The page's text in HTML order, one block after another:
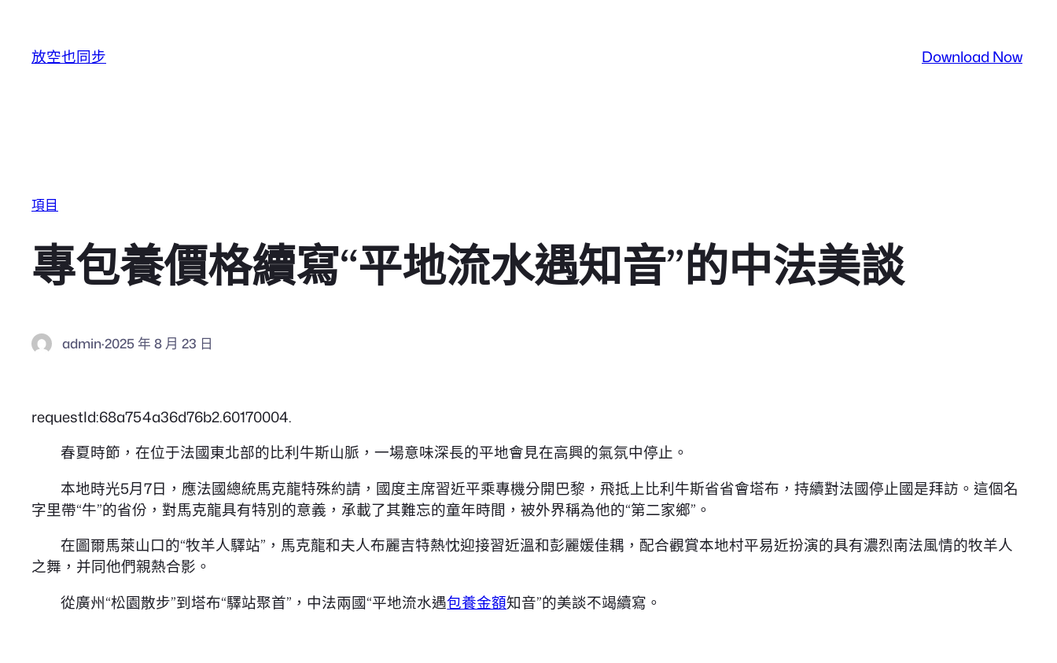
放空也同步 Download Now
項目
專包養價格續寫“平地流水遇知音”的中法美談
admin·2025 年 8 月 23 日
requestId:68a754a36d76b2.60170004.
春夏時節，在位于法國東北部的比利牛斯山脈，一場意味深長的平地會見在高興的氣氛中停止。
本地時光5月7日，應法國總統馬克龍特殊約請，國度主席習近平乘專機分開巴黎，飛抵上比利牛斯省省會塔布，持續對法國停止國是拜訪。這個名
字里帶“牛”的省份，對馬克龍具有特別的意義，承載了其難忘的童年時間，被外界稱為他的“第二家鄉”。
在圖爾馬萊山口的“牧羊人驛站”，馬克龍和夫人布麗吉特熱忱迎接習近溫和彭麗媛佳耦，配合觀賞本地村平易近扮演的具有濃烈南法風情的牧羊人
之舞，并同他們親熱合影。
從廣州“松園散步”到塔布“驛站聚首”，中法兩國“平地流水遇包養金額知音”的美談不竭續寫。